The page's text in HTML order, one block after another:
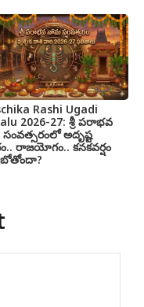
Rashi Ugadi
2026-27: శ్రీ పరాభవ
అదృష్ట
రాజయోగం.. కనకవర్షం